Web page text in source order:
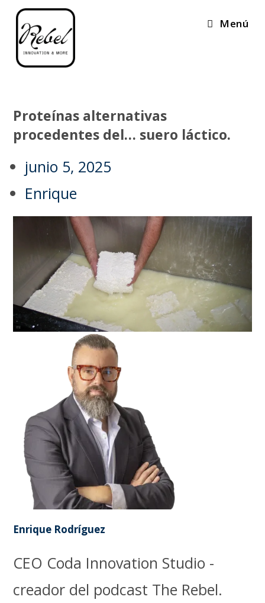
Menú
Proteínas alternativas
procedentes del… suero láctico.
junio 5, 2025
Enrique
Enrique Rodríguez
CEO Coda Innovation Studio -
creador del podcast The Rebel.